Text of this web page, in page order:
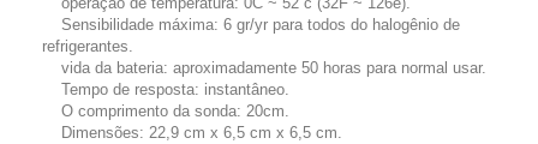
Sensibilidade máxima: 6 gr/yr para todos do halogênio de
refrigerantes.
vida da bateria: aproximadamente 50 horas para normal usar.
Tempo de resposta: instantâneo.
O comprimento da sonda: 20cm.
Dimensões: 22,9 cm x 6,5 cm x 6,5 cm.